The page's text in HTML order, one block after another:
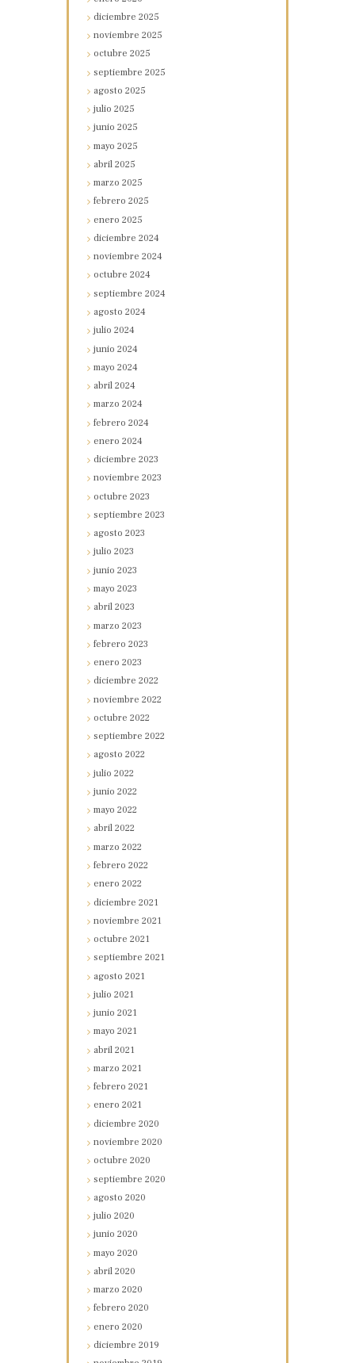
diciembre2025
noviembre2025
octubre2025
septiembre2025
agosto2025
julio2025
junio2025
mayo2025
abril2025
marzo2025
febrero2025
enero2025
diciembre2024
noviembre2024
octubre2024
septiembre2024
agosto2024
julio2024
junio2024
mayo2024
abril2024
marzo2024
febrero2024
enero2024
diciembre2023
noviembre2023
octubre2023
septiembre2023
agosto2023
julio2023
junio2023
mayo2023
abril2023
marzo2023
febrero2023
enero2023
diciembre2022
noviembre2022
octubre2022
septiembre2022
agosto2022
julio2022
junio2022
mayo2022
abril2022
marzo2022
febrero2022
enero2022
diciembre2021
noviembre2021
octubre2021
septiembre2021
agosto2021
julio2021
junio2021
mayo2021
abril2021
marzo2021
febrero2021
enero2021
diciembre2020
noviembre2020
octubre2020
septiembre2020
agosto2020
julio2020
junio2020
mayo2020
abril2020
marzo2020
febrero2020
enero2020
diciembre2019